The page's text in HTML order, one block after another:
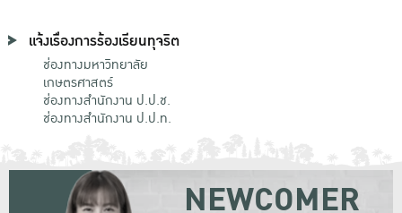
แจ้งเรื่องการร้องเรียนทุจริต
ช่องทางมหาวิทยาลัย
เกษตรศาสตร์
ช่องทางสำนักงาน ป.ป.ช.
ช่องทางสำนักงาน ป.ป.ท.
NEWCOMER